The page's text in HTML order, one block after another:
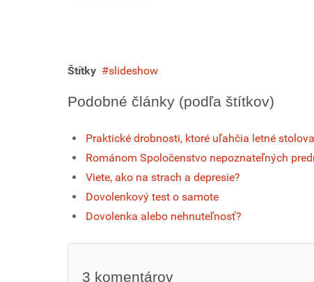
Štítky slideshow
Podobné články (podľa štítkov)
Praktické drobnosti, ktoré uľahčia letné
Románom Spoločenstvo nepoznateľných
Viete, ako na strach a depresie?
Dovolenkový test o samote
Dovolenka alebo nehnuteľnosť?
3 komentárov